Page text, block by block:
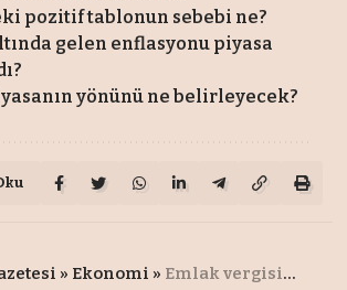
pozitif tablonun sebebi ne?
gelen enflasyonu piyasa
yönünü ne belirleyecek?
» Ekonomi » Emlak vergisi karar bekliyor